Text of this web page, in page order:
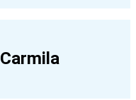
Carmila